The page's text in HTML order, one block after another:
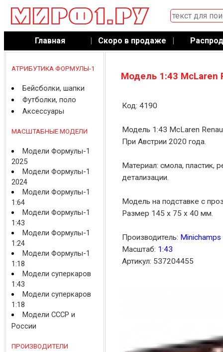
Главная | Скоро в продаже |
АТРИБУТИКА ФОРМУЛЫ-1
Бейсболки, шапки
Футболки, поло
Аксессуары
МАСШТАБНЫЕ МОДЕЛИ
Модели Формулы-1
2025
Модели Формулы-1
2024
Модели Формулы-1
1:64
Модели Формулы-1
1:43
Модели Формулы-1
1:24
Модели Формулы-1
1:18
Модели суперкаров
1:43
Модели суперкаров
1:18
Модели СССР и
России
ПРОИЗВОДИТЕЛИ
Модель 1:43 McLaren
Код: 4190
Модель 1:43 McLaren
При Австрии 2020 года.
Материал: смола, пластик,
детализации.
Модель на подставке с
Размер 145 x 75 x 40 мм.
Производитель: Minichamps
Масштаб: 1:43
Артикул: 537204455